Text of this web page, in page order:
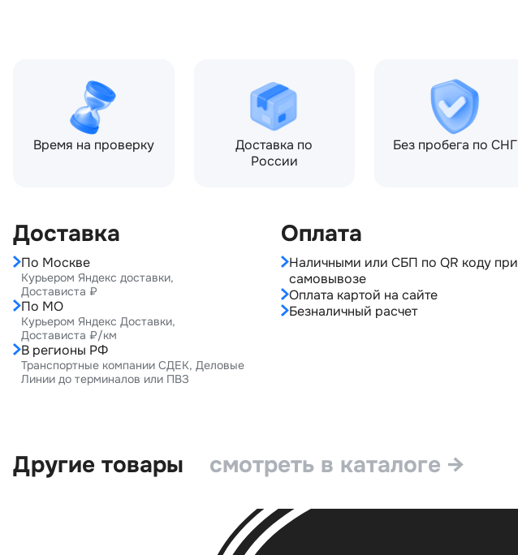
Время на проверку
Доставка по
России
Без пробега по СНГ
Доставка
По Москве
Курьером Яндекс доставки,
Достависта ₽
По МО
Курьером Яндекс Доставки,
Достависта ₽/км
В регионы РФ
Транспортные компании СДЕК, Деловые
Линии до терминалов или ПВЗ
Оплата
Наличными или СБП по QR коду при
самовывозе
Оплата картой на сайте
Безналичный расчет
Другие товары смотреть в каталоге →